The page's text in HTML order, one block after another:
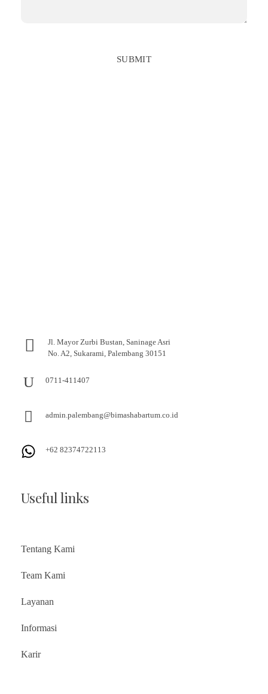
Jl. Mayor Zurbi Bustan, Saninage Asri
No. A2, Sukarami, Palembang 30151
0711-411407
admin.palembang@bimashabartum.co.id
+62 82374722113
Useful links
Tentang Kami
Team Kami
Layanan
Informasi
Karir